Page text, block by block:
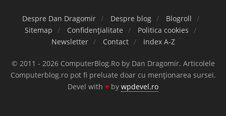
Despre Dan Dragomir Despre blog
Blogroll
Sitemap
Confidențialitate
Politica cookies
Newsletter
Contact Index A-Z
© 2011 - 2026 ComputerBlog.Ro by Dan Dragomir. Articolele
Computerblog.ro pot fi preluate doar cu menționarea sursei.
Devel with ♥ by wpdevel.ro